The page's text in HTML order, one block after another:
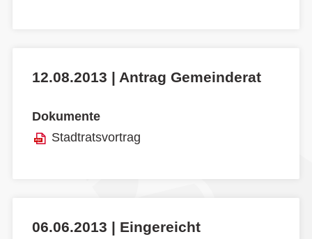
12.08.2013 | Antrag Gemeinderat
Dokumente
Stadtratsvortrag
06.06.2013 | Eingereicht